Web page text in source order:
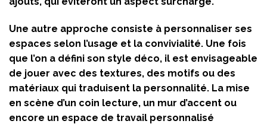
Une autre approche consiste à personnaliser ses
espaces selon l’usage et la convivialité. Une fois
que l’on a défini son style déco, il est envisageable
de jouer avec des textures, des motifs ou des
matériaux qui traduisent la personnalité. La mise
en scène d’un coin lecture, un mur d’accent ou
encore un espace de travail personnalisé